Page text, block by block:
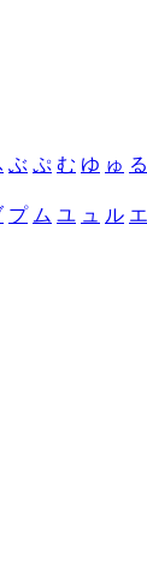
ぶ ぷ む ゆ ゅ る
プ ム ユ ュ ル エ